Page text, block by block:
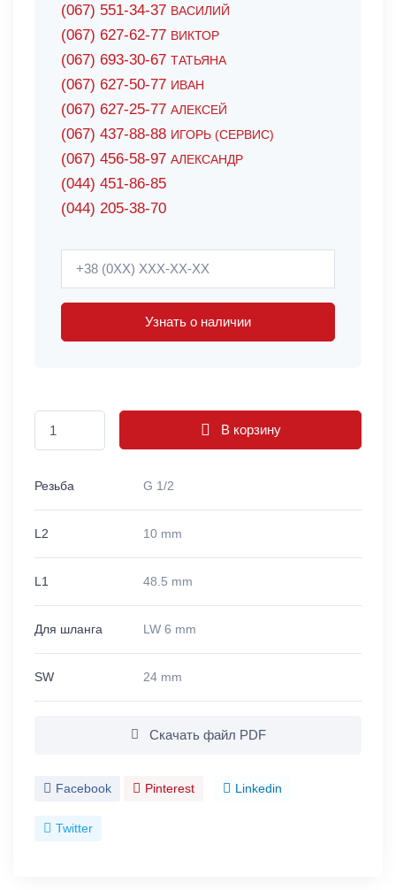
(067) 551-34-37 ВАСИЛИЙ
(067) 627-62-77 ВИКТОР
(067) 693-30-67 ТАТЬЯНА
(067) 627-50-77 ИВАН
(067) 627-25-77 АЛЕКСЕЙ
(067) 437-88-88 ИГОРЬ (СЕРВИС)
(067) 456-58-97 АЛЕКСАНДР
(044) 451-86-85
(044) 205-38-70
Узнать о наличии
В корзину
Резьба G 1/2
L2 10 mm
L1 48.5 mm
Для шланга LW 6 mm
SW 24 mm
Скачать файл PDF
Facebook Pinterest Linkedin
Twitter